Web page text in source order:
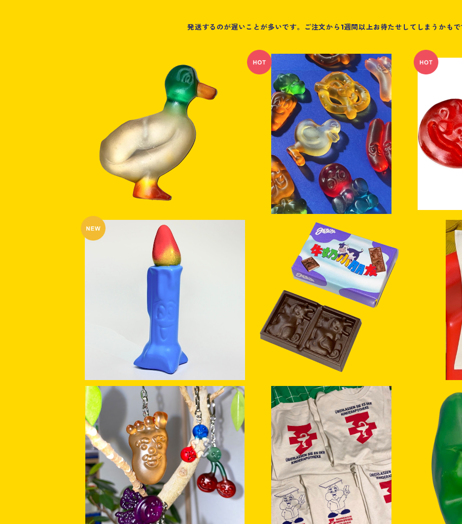
発送するのが遅いことが多いです。ご注文から1週間以上お待たせしてしまうかもで
duck keychain
¥2,600
Gummintum keychain From Engel's co
efficient
¥2,500
SOLD OUT
¥4,400
MooMoo choco magnet
¥1,800
SOLD OUT
GUMMINTUM KEYCHAIN
¥2,500
SOLD OUT
T
¥3,800
SOLD OUT